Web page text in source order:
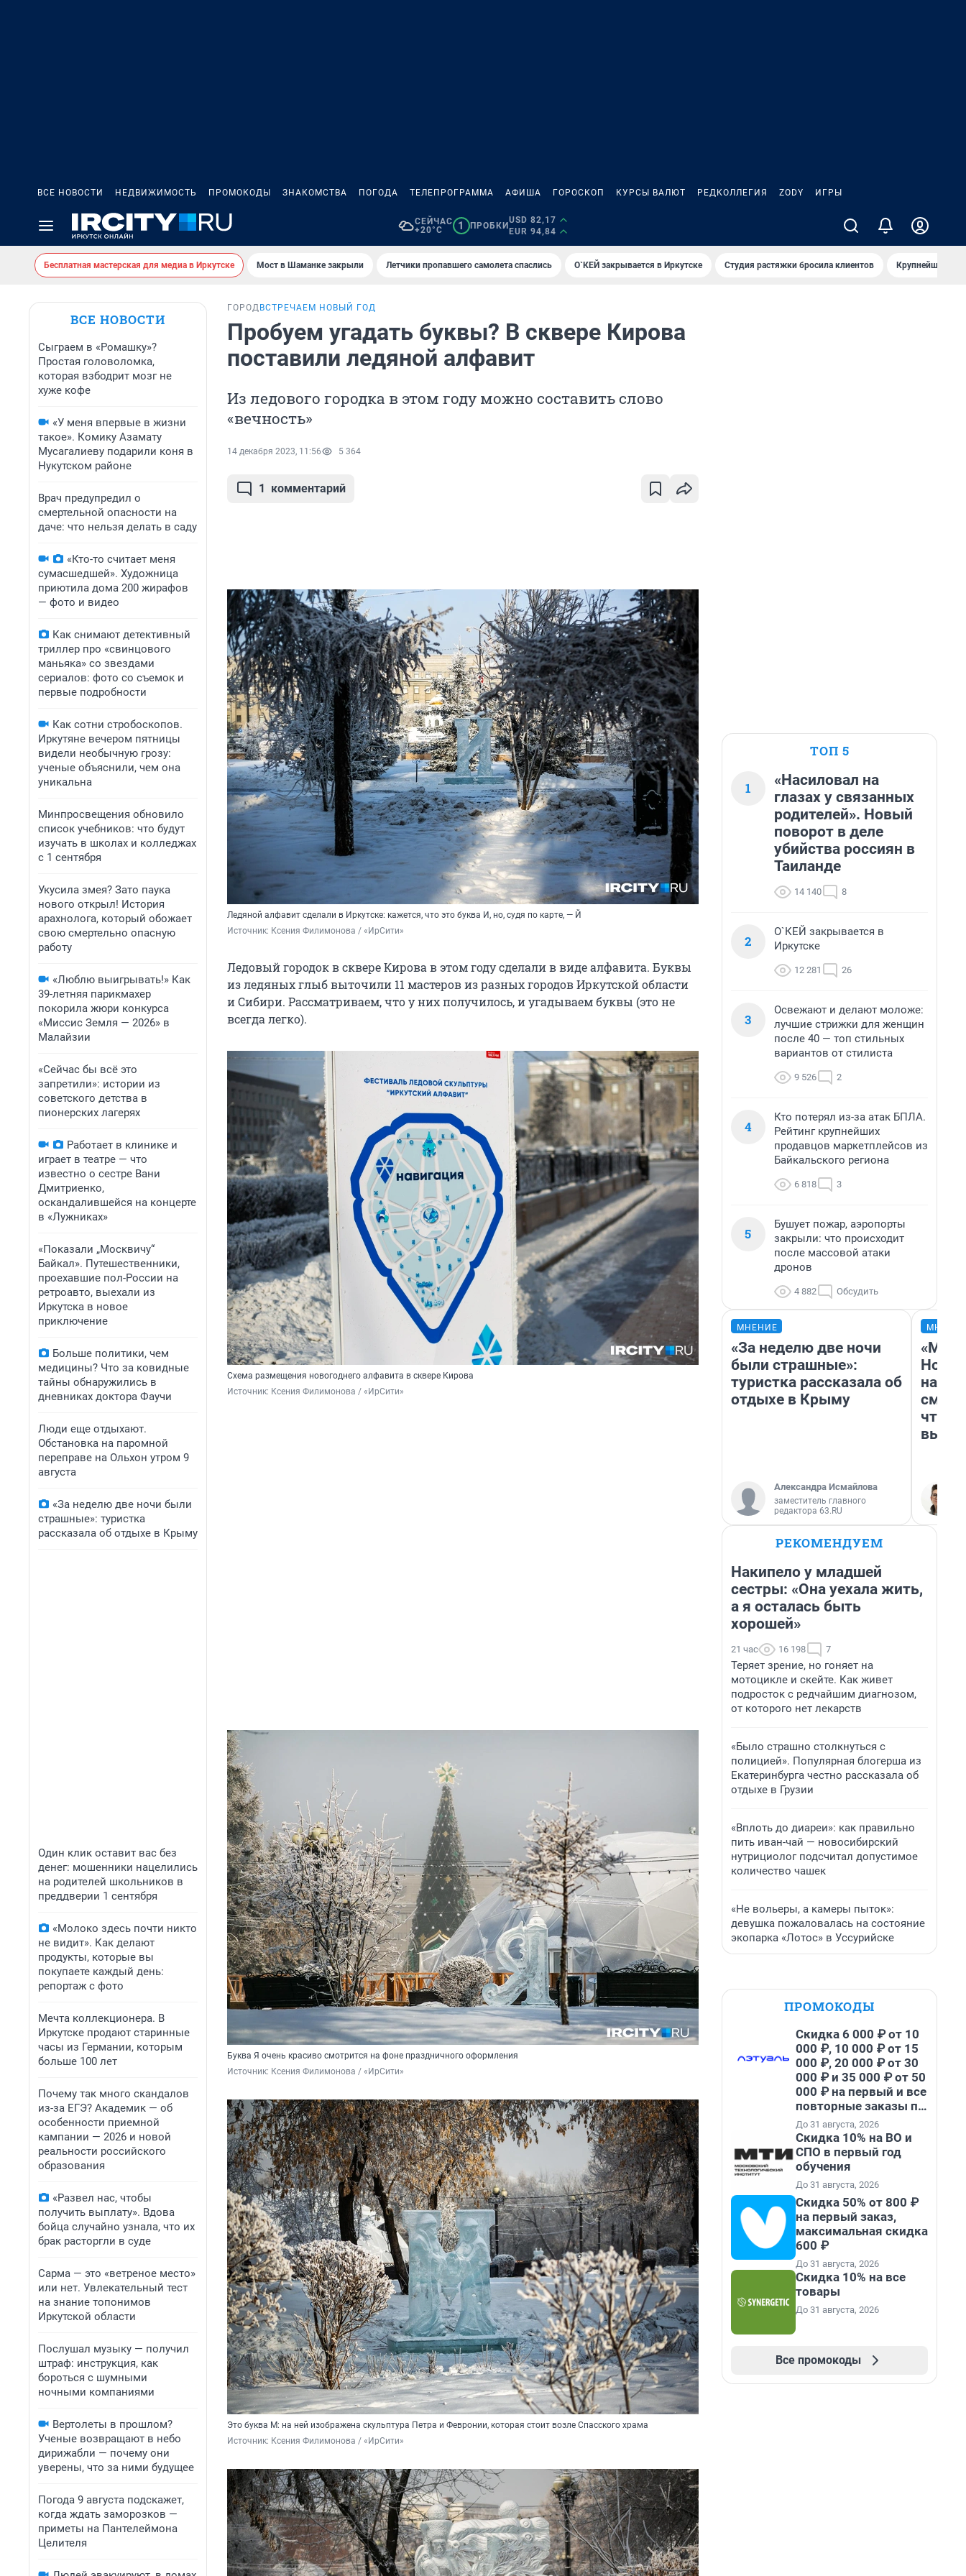
ВСЕ НОВОСТИ НЕДВИЖИМОСТЬ ПРОМОКОДЫ ЗНАКОМСТВА ПОГОДА ТЕЛЕПРОГРАММА АФИША ГОРОСКОП КУРСЫ ВАЛЮТ РЕДКОЛЛЕГИЯ ZODY ИГРЫ
СЕЙЧАС
+20°C
1 ПРОБКИ
USD 82,17
EUR 94,84
Бесплатная мастерская для медиа в Иркутске Мост в Шаманке закрыли Летчики пропавшего самолета спаслись О`КЕЙ закрывается в Иркутске Студия растяжки бросила клиентов Крупнейшие
ВСЕ НОВОСТИ
Сыграем в «Ромашку»?
Простая головоломка,
которая взбодрит мозг не
хуже кофе
«У меня впервые в жизни
такое». Комику Азамату
Мусагалиеву подарили коня в
Нукутском районе
Врач предупредил о
смертельной опасности на
даче: что нельзя делать в саду
«Кто-то считает меня
сумасшедшей». Художница
приютила дома 200 жирафов
— фото и видео
Как снимают детективный
триллер про «свинцового
маньяка» со звездами
сериалов: фото со съемок и
первые подробности
Как сотни стробоскопов.
Иркутяне вечером пятницы
видели необычную грозу:
ученые объяснили, чем она
уникальна
Минпросвещения обновило
список учебников: что будут
изучать в школах и колледжах
с 1 сентября
Укусила змея? Зато паука
нового открыл! История
арахнолога, который обожает
свою смертельно опасную
работу
«Люблю выигрывать!» Как
39-летняя парикмахер
покорила жюри конкурса
«Миссис Земля — 2026» в
Малайзии
«Сейчас бы всё это
запретили»: истории из
советского детства в
пионерских лагерях
Работает в клинике и
играет в театре — что
известно о сестре Вани
Дмитриенко,
оскандалившейся на концерте
в «Лужниках»
«Показали „Москвичу“
Байкал». Путешественники,
проехавшие пол-России на
ретроавто, выехали из
Иркутска в новое
приключение
Больше политики, чем
медицины? Что за ковидные
тайны обнаружились в
дневниках доктора Фаучи
Люди еще отдыхают.
Обстановка на паромной
переправе на Ольхон утром 9
августа
«За неделю две ночи были
страшные»: туристка
рассказала об отдыхе в Крыму
Один клик оставит вас без
денег: мошенники нацелились
на родителей школьников в
преддверии 1 сентября
«Молоко здесь почти никто
не видит». Как делают
продукты, которые вы
покупаете каждый день:
репортаж с фото
Мечта коллекционера. В
Иркутске продают старинные
часы из Германии, которым
больше 100 лет
Почему так много скандалов
из-за ЕГЭ? Академик — об
особенности приемной
кампании — 2026 и новой
реальности российского
образования
«Развел нас, чтобы
получить выплату». Вдова
бойца случайно узнала, что их
брак расторгли в суде
Сарма — это «ветреное место»
или нет. Увлекательный тест
на знание топонимов
Иркутской области
Послушал музыку — получил
штраф: инструкция, как
бороться с шумными
ночными компаниями
Вертолеты в прошлом?
Ученые возвращают в небо
дирижабли — почему они
уверены, что за ними будущее
Погода 9 августа подскажет,
когда ждать заморозков —
приметы на Пантелеймона
Целителя
ГОРОД ВСТРЕЧАЕМ НОВЫЙ ГОД
Пробуем угадать буквы? В сквере Кирова
поставили ледяной алфавит
Из ледового городка в этом году можно составить слово
«вечность»
14 декабря 2023, 11:56 5 364
1 комментарий
Ледяной алфавит сделали в Иркутске: кажется, что это буква И, но, судя по карте, — Й
Источник: Ксения Филимонова / «ИрСити»
Ледовый городок в сквере Кирова в этом году сделали в виде алфавита. Буквы
из ледяных глыб выточили 11 мастеров из разных городов Иркутской области
и Сибири. Рассматриваем, что у них получилось, и угадываем буквы (это не
всегда легко).
Схема размещения новогоднего алфавита в сквере Кирова
Источник: Ксения Филимонова / «ИрСити»
Буква Я очень красиво смотрится на фоне праздничного оформления
Источник: Ксения Филимонова / «ИрСити»
Это буква М: на ней изображена скульптура Петра и Февронии, которая стоит возле Спасского храма
Источник: Ксения Филимонова / «ИрСити»
ТОП 5
1
«Насиловал на
глазах у связанных
родителей». Новый
поворот в деле
убийства россиян в
Таиланде
14 140 8
2
О`КЕЙ закрывается в
Иркутске
12 281 26
3
Освежают и делают моложе:
лучшие стрижки для женщин
после 40 — топ стильных
вариантов от стилиста
9 526 2
4
Кто потерял из-за атак БПЛА.
Рейтинг крупнейших
продавцов маркетплейсов из
Байкальского региона
6 818 3
5
Бушует пожар, аэропорты
закрыли: что происходит
после массовой атаки
дронов
4 882 Обсудить
МНЕНИЕ
«За неделю две ночи
были страшные»:
туристка рассказала об
отдыхе в Крыму
Александра Исмайлова
заместитель главного
редактора 63.RU
«Мы
РЕКОМЕНДУЕМ
Накипело у младшей
сестры: «Она уехала жить,
а я осталась быть
хорошей»
21 час 16 198 7
Теряет зрение, но гоняет на
мотоцикле и скейте. Как живет
подросток с редчайшим диагнозом,
от которого нет лекарств
«Было страшно столкнуться с
полицией». Популярная блогерша из
Екатеринбурга честно рассказала об
отдыхе в Грузии
«Вплоть до диареи»: как правильно
пить иван-чай — новосибирский
нутрициолог подсчитал допустимое
количество чашек
«Не вольеры, а камеры пыток»:
девушка пожаловалась на состояние
экопарка «Лотос» в Уссурийске
ПРОМОКОДЫ
Скидка 6 000 ₽ от 10
000 ₽, 10 000 ₽ от 15
000 ₽, 20 000 ₽ от 30
000 ₽ и 35 000 ₽ от 50
000 ₽ на первый и все
повторные заказы по
промокоду НАБЕРИ
До 31 августа, 2026
Скидка 10% на ВО и
СПО в первый год
обучения
До 31 августа, 2026
Скидка 50% от 800 ₽
на первый заказ,
максимальная скидка
600 ₽
До 31 августа, 2026
Скидка 10% на все
товары
До 31 августа, 2026
Все промокоды